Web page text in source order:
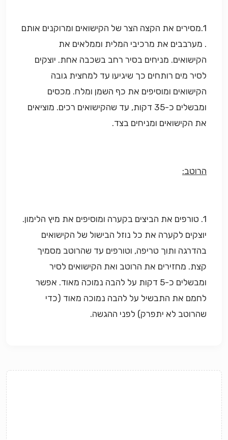
1.מסירים את הקצה הצר של הקישואים ומרוקנים אותם
. מערבבים את מרכיבי המלית וממלאים את
הקישואים. מניחים בסיר רחב בשכבה אחת. יוצקים
לסיר מים רותחים כך שיגיעו עד למחצית גובה
הקישואים ומוסיפים את כף השמן ומלח. מכסים
ומבשלים כ-35 דקות, עד שהקישואים רכים. מוציאים
את הקישואים ומניחים בצד.
הרוטב:
1. טורפים את הביצים בקערה ומוסיפים את מיץ הלימון.
יוצקים לקערה את כל נוזל הבישול של הקישואים
בהדרגה ותוך טריפה, וטורפים עד שהרוטב מסמיך
קצת. מחזירים את הרוטב ואת הקישואים לסיר
ומבשלים כ-5 דקות על להבה נמוכה מאוד. אפשר
לחמם את התבשיל על להבה נמוכה מאוד (כדי
שהרוטב לא יתפרק) לפני ההגשה.